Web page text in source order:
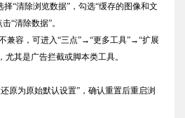
“清除浏览数据”，勾选“缓存的图像和文
“清除数据”。
兼容，可进入“三点”→“更多工具”→“扩展
其是广告拦截或脚本类工具。
原为原始默认设置”，确认重置后重启浏